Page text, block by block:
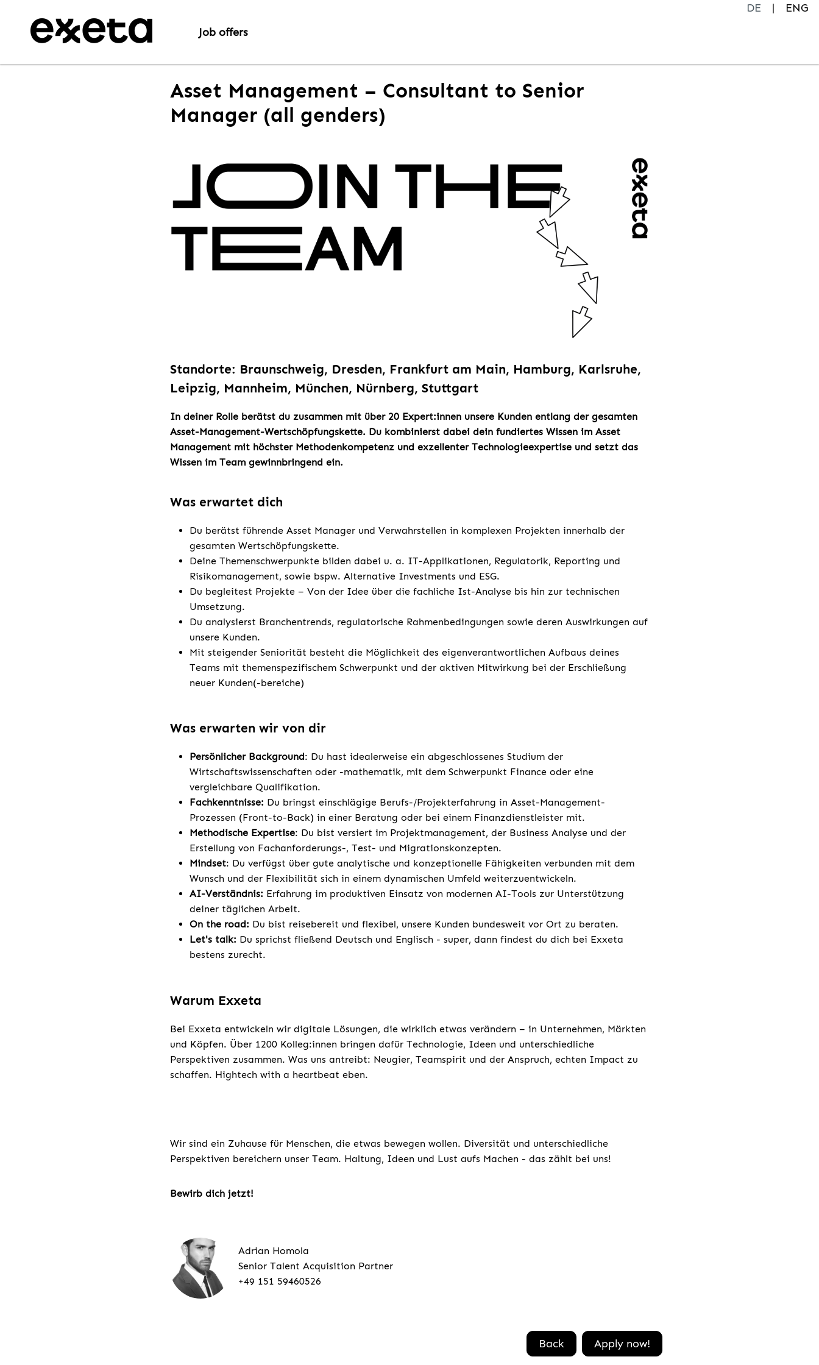
DE
ENG
Job offers
Asset Management – Consultant to Senior
Manager (all genders)
Standorte: Braunschweig, Dresden, Frankfurt am Main, Hamburg, Karlsruhe,
Leipzig, Mannheim, München, Nürnberg, Stuttgart
In deiner Rolle berätst du zusammen mit über 20 Expert:innen unsere Kunden entlang der gesamten
Asset-Management-Wertschöpfungskette. Du kombinierst dabei dein fundiertes Wissen im Asset
Management mit höchster Methodenkompetenz und exzellenter Technologieexpertise und setzt das
Wissen im Team gewinnbringend ein.
Was erwartet dich
Du berätst führende Asset Manager und Verwahrstellen in komplexen Projekten innerhalb der
gesamten Wertschöpfungskette.
Deine Themenschwerpunkte bilden dabei u. a. IT-Applikationen, Regulatorik, Reporting und
Risikomanagement, sowie bspw. Alternative Investments und ESG.
Du begleitest Projekte – Von der Idee über die fachliche Ist-Analyse bis hin zur technischen
Umsetzung.
Du analysierst Branchentrends, regulatorische Rahmenbedingungen sowie deren Auswirkungen auf
unsere Kunden.
Mit steigender Seniorität besteht die Möglichkeit des eigenverantwortlichen Aufbaus deines
Teams mit themenspezifischem Schwerpunkt und der aktiven Mitwirkung bei der Erschließung
neuer Kunden(-bereiche)
Was erwarten wir von dir
Persönlicher Background: Du hast idealerweise ein abgeschlossenes Studium der
Wirtschaftswissenschaften oder -mathematik, mit dem Schwerpunkt Finance oder eine
vergleichbare Qualifikation.
Fachkenntnisse: Du bringst einschlägige Berufs-/Projekterfahrung in Asset-Management-
Prozessen (Front-to-Back) in einer Beratung oder bei einem Finanzdienstleister mit.
Methodische Expertise: Du bist versiert im Projektmanagement, der Business Analyse und der
Erstellung von Fachanforderungs-, Test- und Migrationskonzepten.
Mindset: Du verfügst über gute analytische und konzeptionelle Fähigkeiten verbunden mit dem
Wunsch und der Flexibilität sich in einem dynamischen Umfeld weiterzuentwickeln.
AI-Verständnis: Erfahrung im produktiven Einsatz von modernen AI-Tools zur Unterstützung
deiner täglichen Arbeit.
On the road: Du bist reisebereit und flexibel, unsere Kunden bundesweit vor Ort zu beraten.
Let's talk: Du sprichst fließend Deutsch und Englisch - super, dann findest du dich bei Exxeta
bestens zurecht.
Warum Exxeta
Bei Exxeta entwickeln wir digitale Lösungen, die wirklich etwas verändern – in Unternehmen, Märkten
und Köpfen. Über 1200 Kolleg:innen bringen dafür Technologie, Ideen und unterschiedliche
Perspektiven zusammen. Was uns antreibt: Neugier, Teamspirit und der Anspruch, echten Impact zu
schaffen. Hightech with a heartbeat eben.
Wir sind ein Zuhause für Menschen, die etwas bewegen wollen. Diversität und unterschiedliche
Perspektiven bereichern unser Team. Haltung, Ideen und Lust aufs Machen - das zählt bei uns!
Bewirb dich jetzt!
Adrian Homola
Senior Talent Acquisition Partner
+49 151 59460526
Back Apply now!